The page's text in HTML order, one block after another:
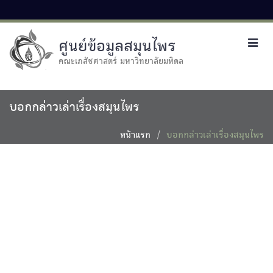
ศูนย์ข้อมูลสมุนไพร
คณะเภสัชศาสตร์ มหาวิทยาลัยมหิดล
บอกกล่าวเล่าเรื่องสมุนไพร
หน้าแรก บอกกล่าวเล่าเรื่องสมุนไพร